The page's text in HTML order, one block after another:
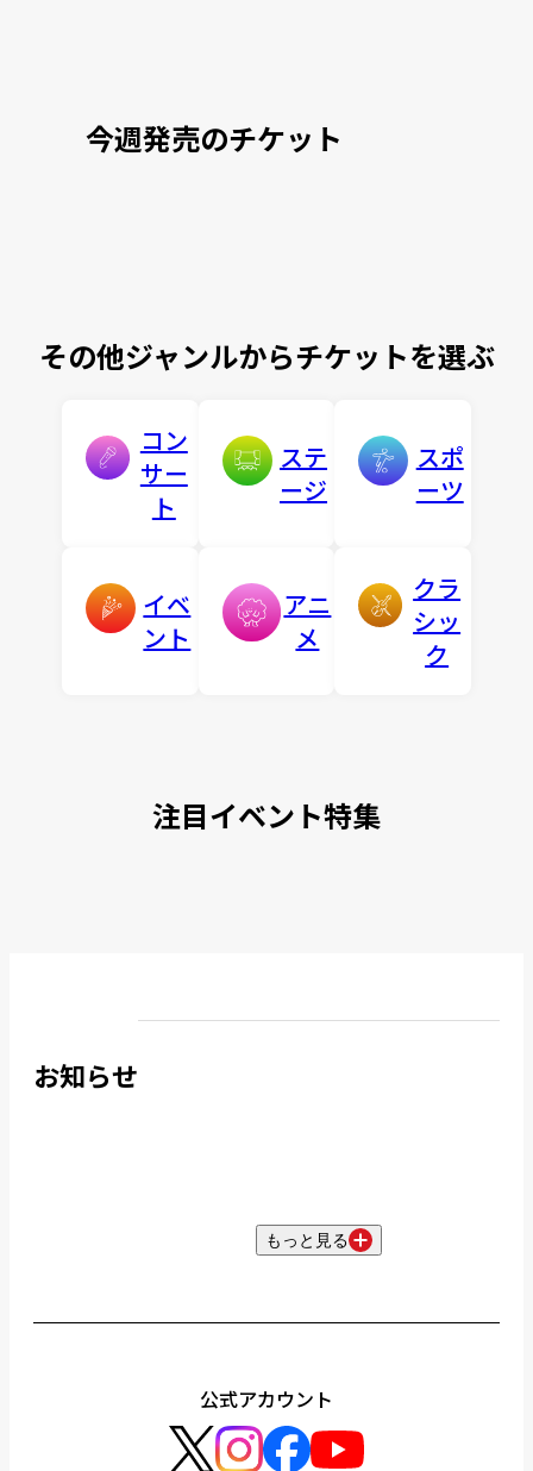
今週発売のチケット
その他ジャンルからチケットを選ぶ
コン
サー
ト
ステ
ージ
スポ
ーツ
イベ
ント
アニ
メ
クラ
シッ
ク
注目イベント特集
お知らせ
もっと見る
公式アカウント